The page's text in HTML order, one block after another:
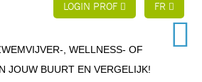
LOGIN PROF FR
, WELLNESS- OF
JOUW BUURT EN VERGELIJK!